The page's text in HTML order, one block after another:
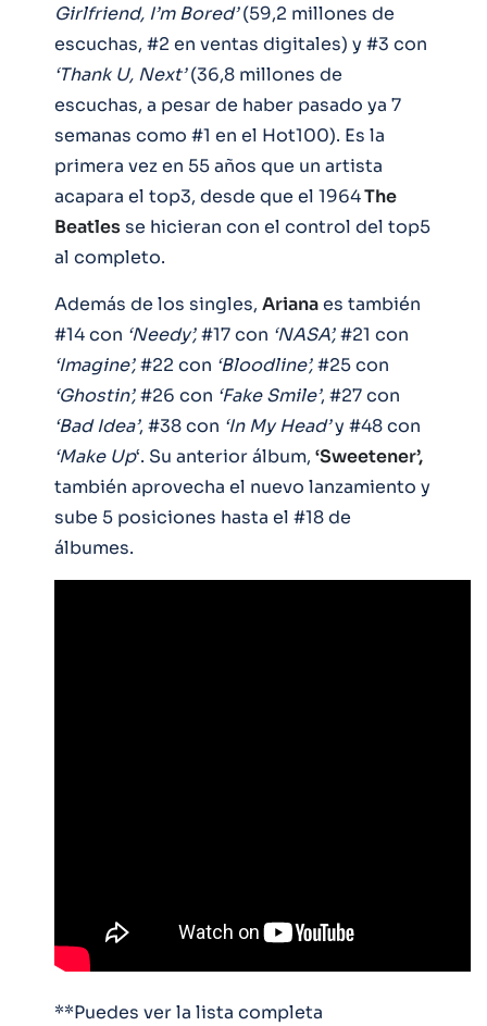
Girlfriend, I’m Bored’(59,2 millones de
escuchas, #2 en ventas digitales) y #3 con
‘Thank U, Next’(36,8 millones de
escuchas, a pesar de haber pasado ya 7
semanas como #1 en el Hot100). Es la
primera vez en 55 años que un artista
acapara el top3, desde que el 1964The
Beatlesse hicieran con el control del top5
al completo.
Además de los singles, Arianaes también
#14 con ‘Needy’,#17 con ‘NASA’,#21 con
‘Imagine’,#22 con ‘Bloodline’,#25 con
‘Ghostin’,#26 con ‘Fake Smile’, #27 con
‘Bad Idea’, #38 con ‘In My Head’y #48 con
‘Make Up‘. Su anterior álbum, ‘Sweetener’,
también aprovecha el nuevo lanzamiento y
sube 5 posiciones hasta el #18 de
álbumes.
**Puedes ver la lista completa